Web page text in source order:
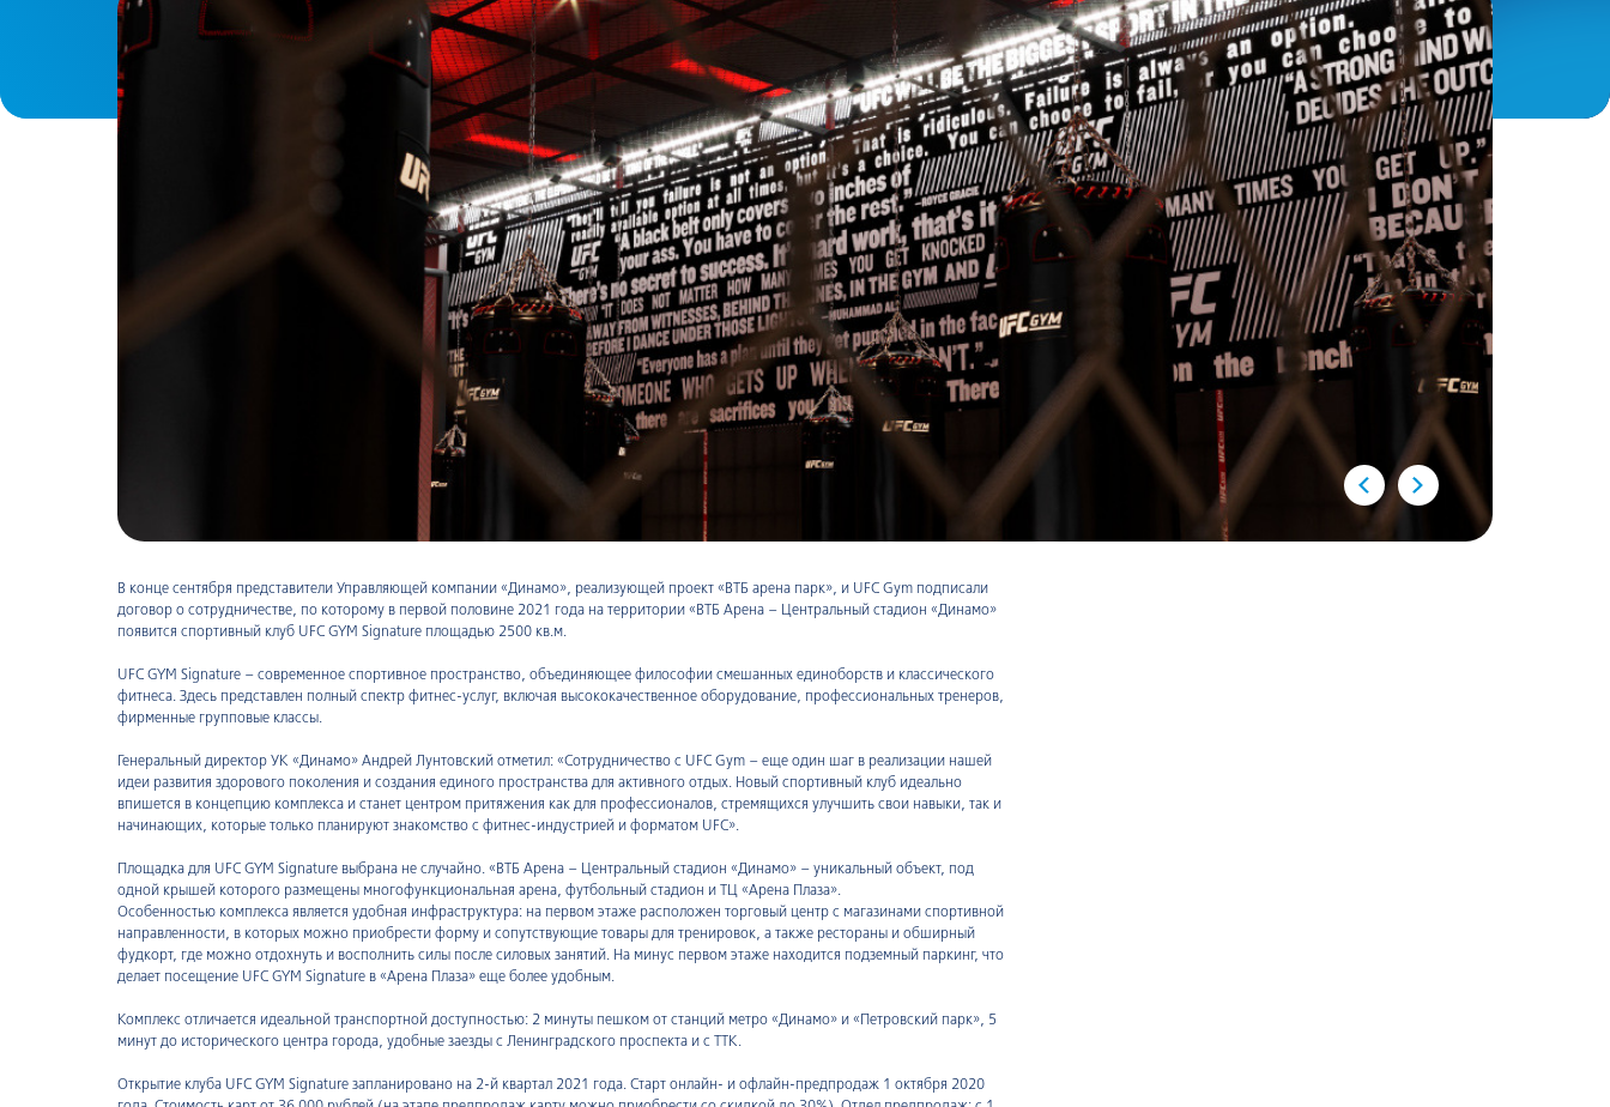
В конце сентября представители Управляющей компании «Динамо», реализующей проект «ВТБ арена парк», и UFC Gym подписали
договор о сотрудничестве, по которому в первой половине 2021 года на территории «ВТБ Арена – Центральный стадион «Динамо»
появится спортивный клуб UFC GYM Signature площадью 2500 кв.м.
UFC GYM Signature – современное спортивное пространство, объединяющее философии смешанных единоборств и классического
фитнеса. Здесь представлен полный спектр фитнес-услуг, включая высококачественное оборудование, профессиональных тренеров,
фирменные групповые классы.
Генеральный директор УК «Динамо» Андрей Лунтовский отметил: «Сотрудничество с UFC Gym – еще один шаг в реализации нашей
идеи развития здорового поколения и создания единого пространства для активного отдых. Новый спортивный клуб идеально
впишется в концепцию комплекса и станет центром притяжения как для профессионалов, стремящихся улучшить свои навыки, так и
начинающих, которые только планируют знакомство с фитнес-индустрией и форматом UFC».
Площадка для UFC GYM Signature выбрана не случайно. «ВТБ Арена – Центральный стадион «Динамо» – уникальный объект, под
одной крышей которого размещены многофункциональная арена, футбольный стадион и ТЦ «Арена Плаза».
Особенностью комплекса является удобная инфраструктура: на первом этаже расположен торговый центр с магазинами спортивной
направленности, в которых можно приобрести форму и сопутствующие товары для тренировок, а также рестораны и обширный
фудкорт, где можно отдохнуть и восполнить силы после силовых занятий. На минус первом этаже находится подземный паркинг, что
делает посещение UFC GYM Signature в «Арена Плаза» еще более удобным.
Комплекс отличается идеальной транспортной доступностью: 2 минуты пешком от станций метро «Динамо» и «Петровский парк», 5
минут до исторического центра города, удобные заезды с Ленинградского проспекта и с ТТК.
Открытие клуба UFC GYM Signature запланировано на 2-й квартал 2021 года. Старт онлайн- и офлайн-предпродаж 1 октября 2020